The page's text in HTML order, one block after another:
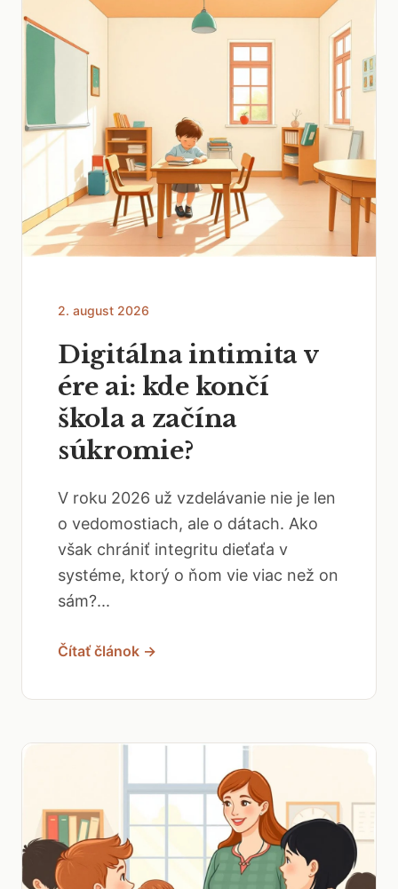
2. august 2026
Digitálna intimita v
ére ai: kde končí
škola a začína
súkromie?
V roku 2026 už vzdelávanie nie je len
o vedomostiach, ale o dátach. Ako
však chrániť integritu dieťaťa v
systéme, ktorý o ňom vie viac než on
sám?...
Čítať článok →